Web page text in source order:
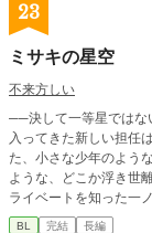
23
ミサキの星空
不来方しい
──決して一等星ではな
入ってきた新しい担任
た、小さな少年のよう
ような、どこか浮き世
ライベートを知った一
BL 完結 長編